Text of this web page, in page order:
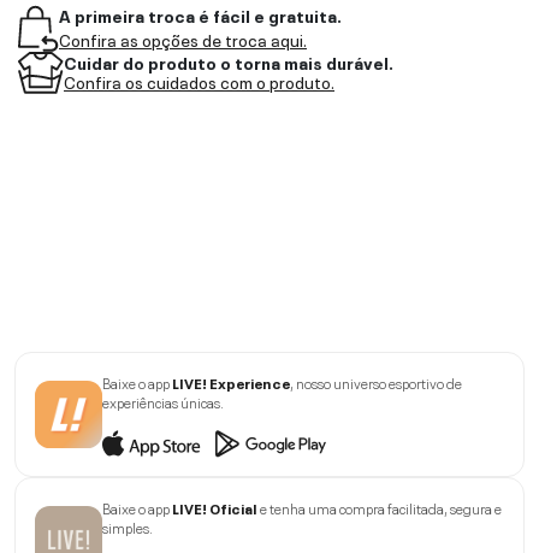
A primeira troca é fácil e gratuita.
Confira as opções de troca aqui.
Cuidar do produto o torna mais durável.
Confira os cuidados com o produto.
Baixe o appLIVE! Experience , nosso universo esportivo de
experiências únicas.
Baixe o appLIVE! Oficiale tenha uma compra facilitada, segura e
simples.